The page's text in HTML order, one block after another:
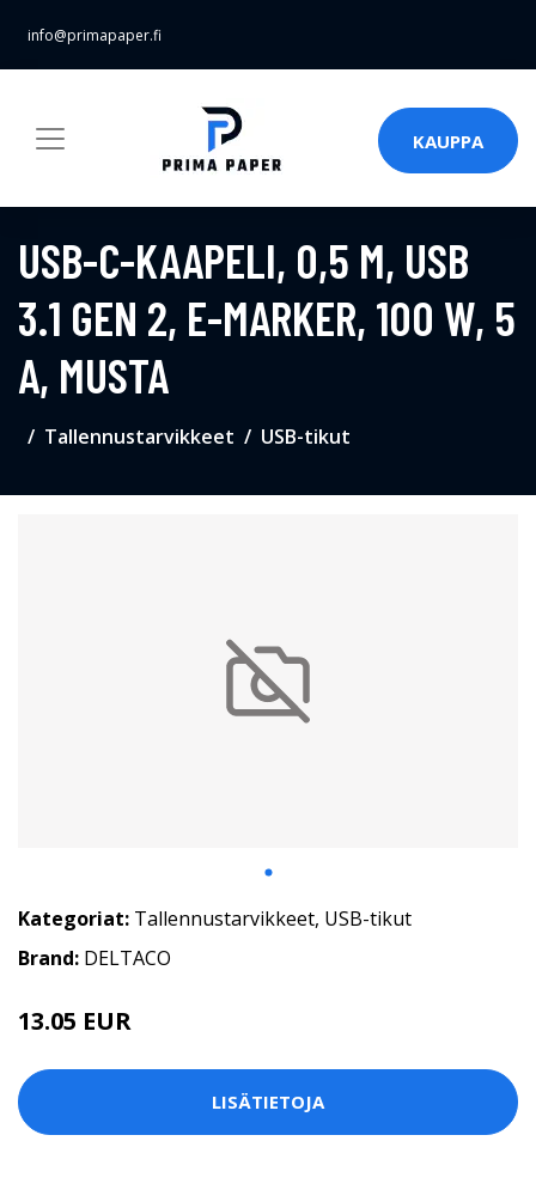
info@primapaper.fi
KAUPPA
USB-C-KAAPELI, 0,5 M, USB
3.1 GEN 2, E-MARKER, 100 W, 5
A, MUSTA
Tallennustarvikkeet USB-tikut
Kategoriat: Tallennustarvikkeet, USB-tikut
Brand: DELTACO
13.05 EUR
LISÄTIETOJA